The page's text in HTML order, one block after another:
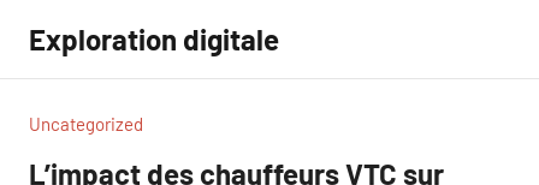
contenu
Exploration digitale
Uncategorized
L’impact des chauffeurs VTC sur